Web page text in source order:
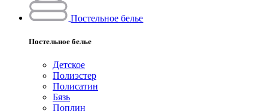
Постельное белье
Постельное белье
Детское
Полиэстeр
Полисатин
Бязь
Поплин